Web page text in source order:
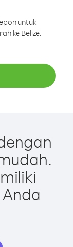
untuk
ke Belize.